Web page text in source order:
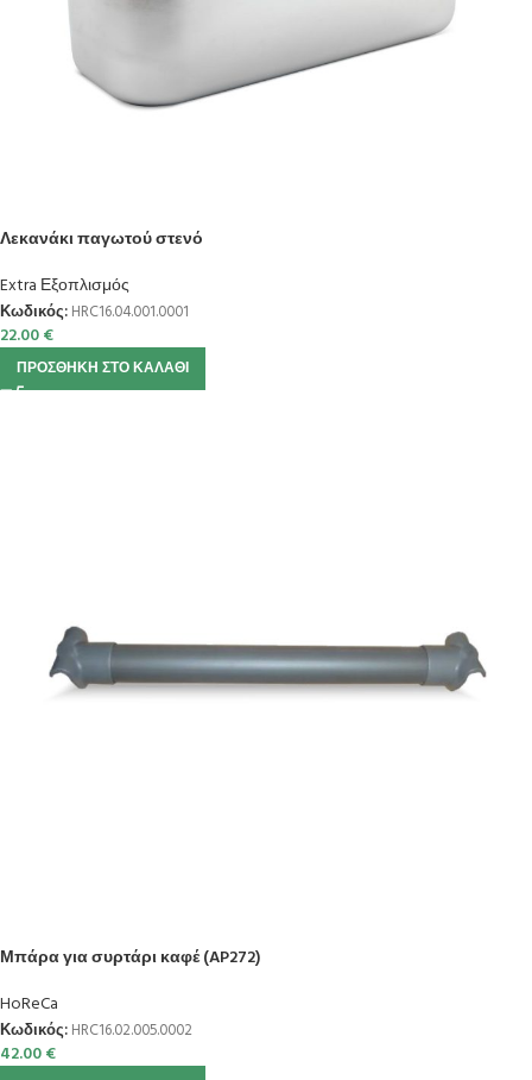
Λεκανάκι παγωτού στενό
Extra Εξοπλισμός
Κωδικός: HRC16.04.001.0001
22.00€
ΠΡΟΣΘΉΚΗ ΣΤΟ ΚΑΛΆΘΙ
Μπάρα για συρτάρι καφέ (AP272)
HoReCa
Κωδικός: HRC16.02.005.0002
42.00€